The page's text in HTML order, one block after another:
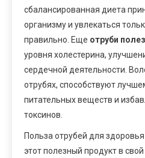
сбалансированная диета
организму и увлекаться
правильно. Еще отруби
уровня холестерина,
сердечной деятельности.
отрубях, способствуют
питательных веществ и
токсинов.
Польза отрубей для
этот полезный продукт в